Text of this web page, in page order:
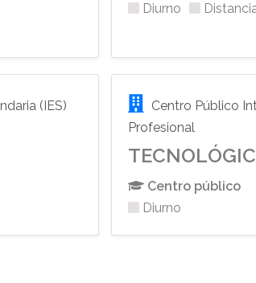
Diurno
(IES)
Centro Público
Profesional
Centro público
Diurno